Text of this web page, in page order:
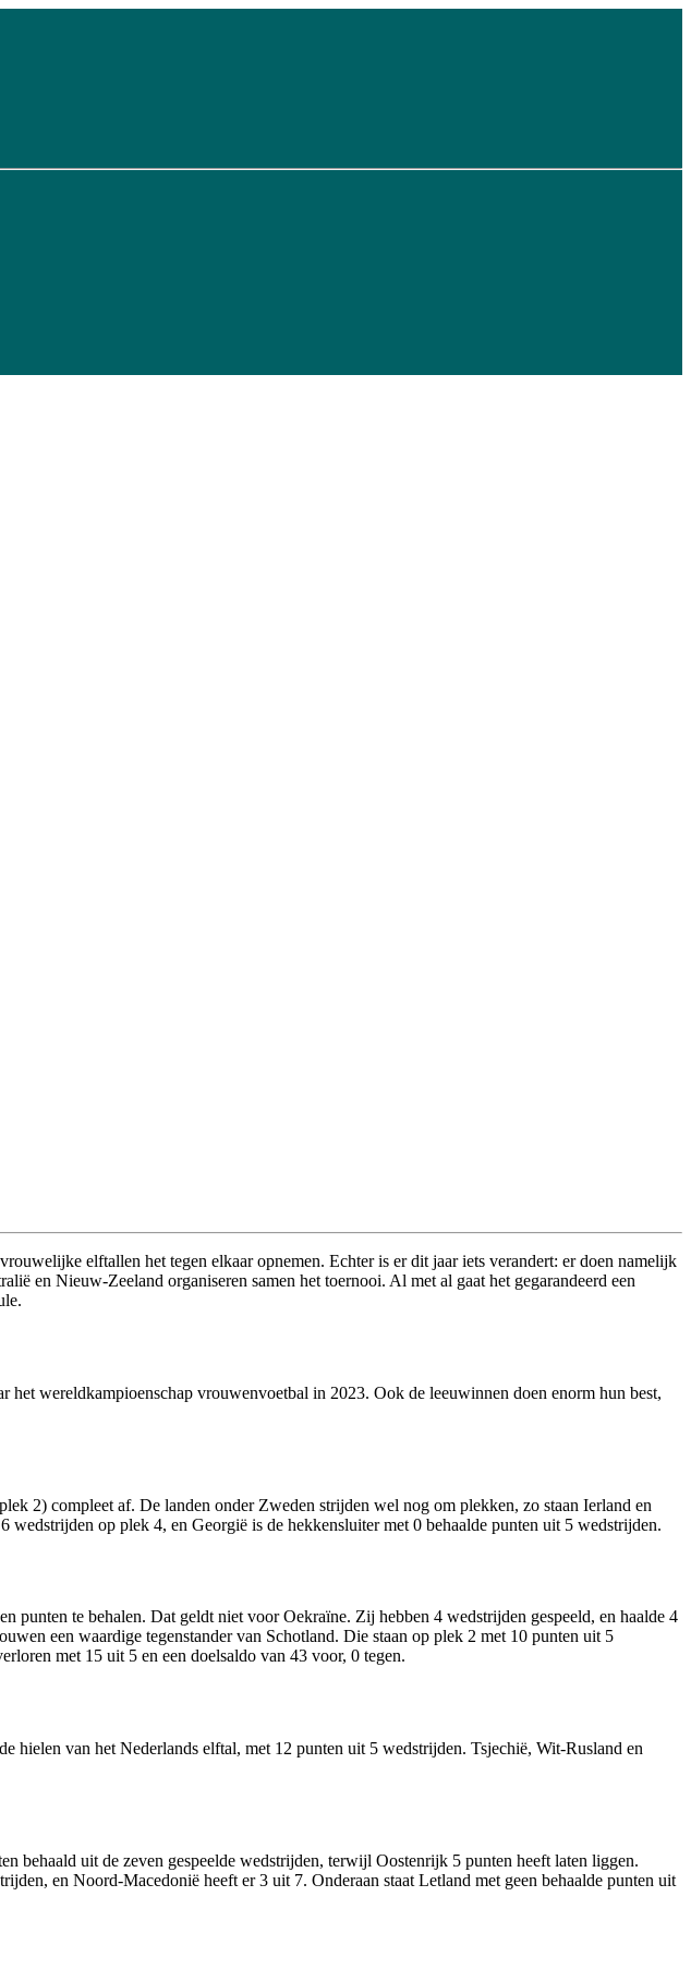
elftallen het tegen elkaar opnemen. Echter is er dit jaar iets verandert: er doen namelijk
en Nieuw-Zeeland organiseren samen het toernooi. Al met al gaat het gegarandeerd een
wereldkampioenschap vrouwenvoetbal in 2023. Ook de leeuwinnen doen enorm hun best,
2) compleet af. De landen onder Zweden strijden wel nog om plekken, zo staan Ierland en
op plek 4, en Georgië is de hekkensluiter met 0 behaalde punten uit 5 wedstrijden.
punten te behalen. Dat geldt niet voor Oekraïne. Zij hebben 4 wedstrijden gespeeld, en haalde 4
een waardige tegenstander van Schotland. Die staan op plek 2 met 10 punten uit 5
met 15 uit 5 en een doelsaldo van 43 voor, 0 tegen.
hielen van het Nederlands elftal, met 12 punten uit 5 wedstrijden. Tsjechië, Wit-Rusland en
behaald uit de zeven gespeelde wedstrijden, terwijl Oostenrijk 5 punten heeft laten liggen.
en Noord-Macedonië heeft er 3 uit 7. Onderaan staat Letland met geen behaalde punten uit